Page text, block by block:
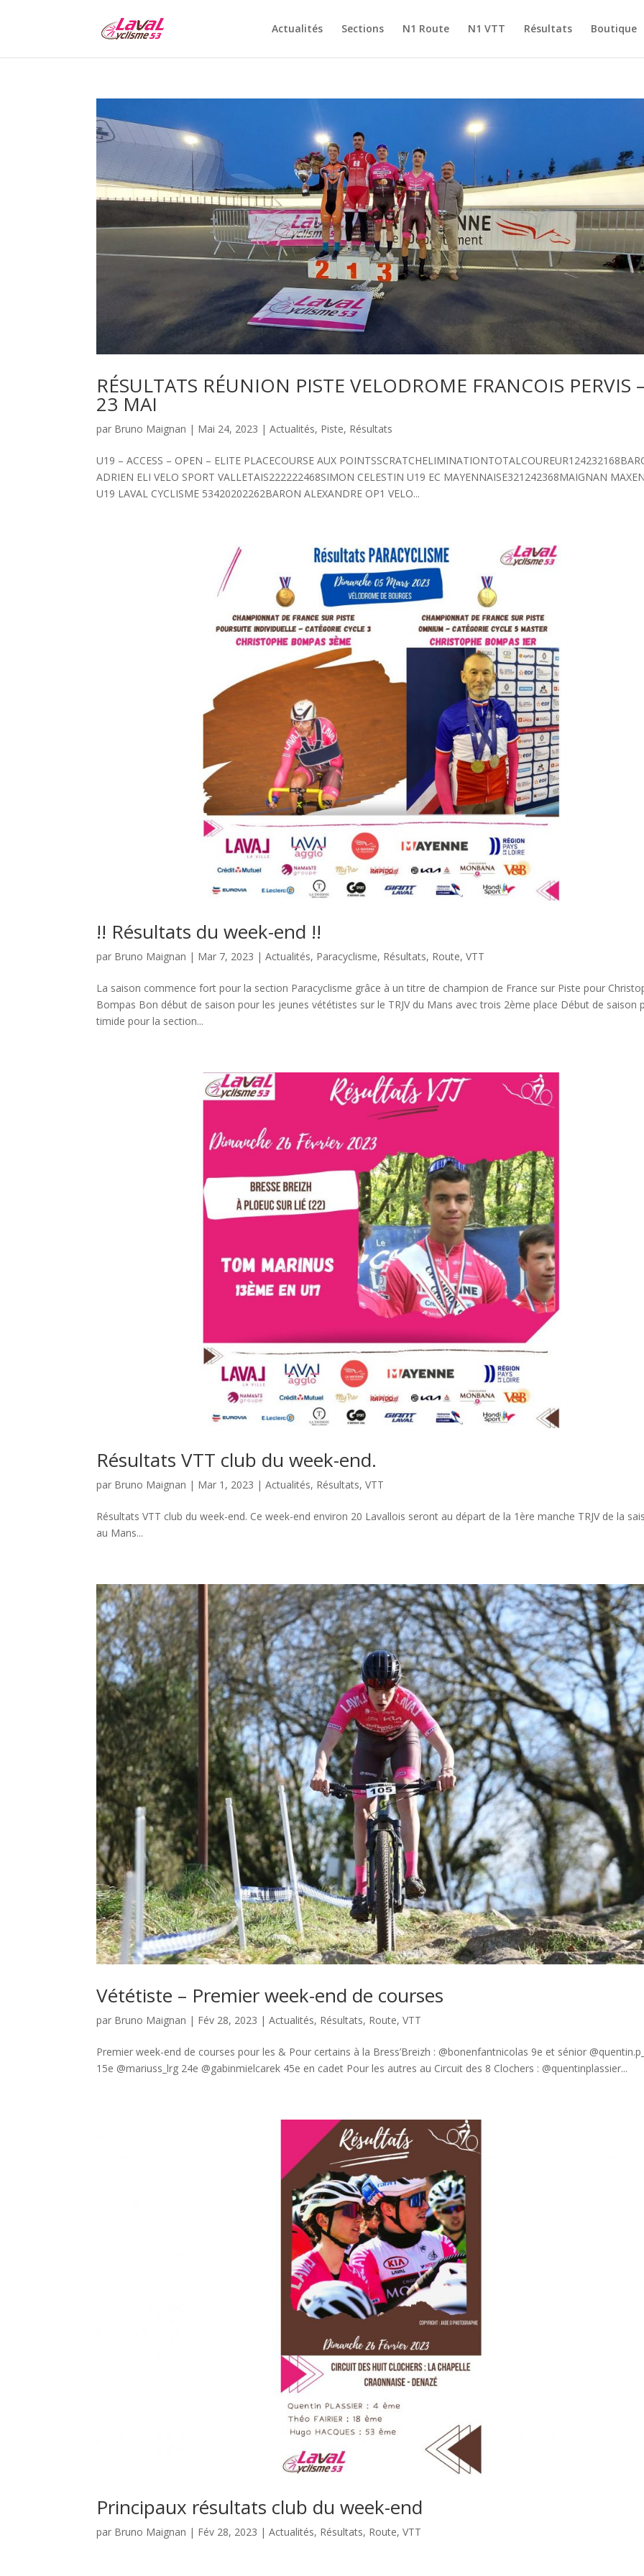
Actualités Sections N1 Route N1 VTT Résultats Boutique
RÉSULTATS RÉUNION PISTE VELODROME FRANCOIS PERVIS
23 MAI
par Bruno Maignan | Mai 24, 2023 |Actualités, Piste, Résultats
U19 – ACCESS – OPEN – ELITE PLACECOURSE AUX
ADRIEN ELI VELO SPORT VALLETAIS222222468SIMON CELESTIN U19 EC MAYENNAISE321242368MAIGNAN
U19 LAVAL CYCLISME 53420202262BARON ALEXANDRE OP1 VELO...
!! Résultats du week-end !!
par Bruno Maignan | Mar 7, 2023 |Actualités, Paracyclisme, Résultats, Route,VTT
La saison commence fort pour la section Paracyclisme grâce à un titre de champion de France sur Piste pour
Bompas Bon début de saison pour les jeunes vététistes sur le TRJV du Mans avec trois 2ème place Début de saison
timide pour la section...
Résultats VTT club du week-end.
par Bruno Maignan | Mar 1, 2023 |Actualités, Résultats,VTT
Résultats VTT club du week-end. Ce week-end environ 20 Lavallois seront au départ de la 1ère manche TRJV de la
au Mans...
Vététiste – Premier week-end de courses
par Bruno Maignan | Fév 28, 2023 |Actualités, Résultats, Route,VTT
Premier week-end de courses pour les & Pour certains à la Bress’Breizh : @bonenfantnicolas 9e et sénior
15e @mariuss_lrg 24e @gabinmielcarek 45e en cadet Pour les autres au Circuit des 8 Clochers : @quentinplassier...
Principaux résultats club du week-end
par Bruno Maignan | Fév 28, 2023 |Actualités, Résultats, Route,VTT